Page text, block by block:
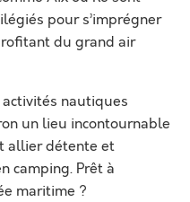
pour s’imprégner
du grand air
nautiques
un lieu incontournable
allier détente et
camping. Prêt à
maritime ?